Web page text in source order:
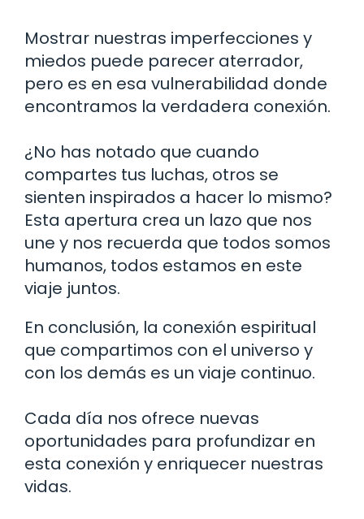
Mostrar nuestras imperfecciones y
miedos puede parecer aterrador,
pero es en esa vulnerabilidad donde
encontramos la verdadera conexión.
¿No has notado que cuando
compartes tus luchas, otros se
sienten inspirados a hacer lo mismo?
Esta apertura crea un lazo que nos
une y nos recuerda que todos somos
humanos, todos estamos en este
viaje juntos.
En conclusión, la conexión espiritual
que compartimos con el universo y
con los demás es un viaje continuo.
Cada día nos ofrece nuevas
oportunidades para profundizar en
esta conexión y enriquecer nuestras
vidas.